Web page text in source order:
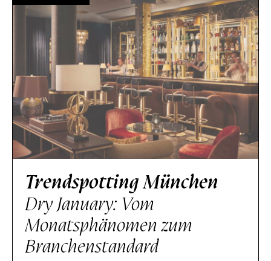
Trendspotting München
Dry January: Vom
Monatsphänomen zum
Branchenstandard